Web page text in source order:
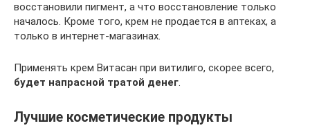
восстановили пигмент, а что восстановление только
началось. Кроме того, крем не продается в аптеках, а
только в интернет-магазинах.
Применять крем Витасан при витилиго, скорее всего,
будет напрасной тратой денег.
Лучшие косметические продукты